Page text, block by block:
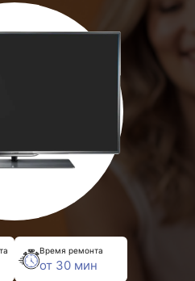
Время ремонта
от 30 мин